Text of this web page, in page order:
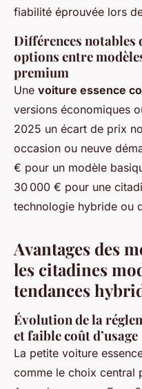
fiabilité éprouvée lors
Différences
options entre
premium
Une voiture essence
versions économiques
2025 un écart de prix
occasion ou neuve
€ pour un modèle
30 000 € pour une
technologie hybride ou
Avantages des
les citadines
tendances
Évolution de la
et faible coût d’usage
La petite voiture
comme le choix central